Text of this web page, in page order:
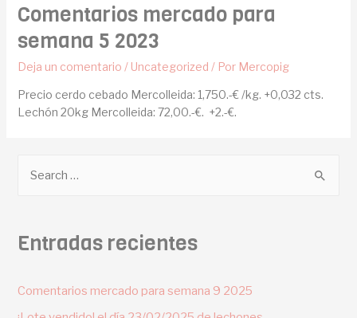
Comentarios mercado para
semana 5 2023
Deja un comentario / Uncategorized / Por Mercopig
Precio cerdo cebado Mercolleida: 1,750.-€ /kg. +0,032 cts.
Lechón 20kg Mercolleida: 72,00.-€. +2.-€.
Entradas recientes
Comentarios mercado para semana 9 2025